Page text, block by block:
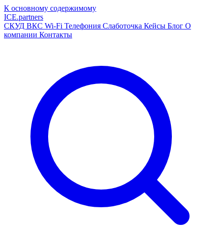
К основному содержимому
ICE.partners
СКУД ВКС Wi-Fi Телефония Слаботочка Кейсы Блог О
компании Контакты